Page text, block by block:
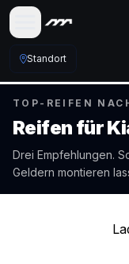
Standort
TOP-REIFEN
Reifen für
Drei Empfehlungen.
Geldern montieren